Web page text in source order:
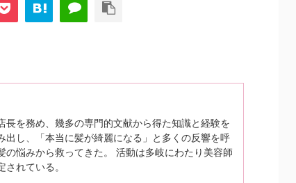
長を務め、幾多の専門的文献から得た知識と経験を
出し、「本当に髪が綺麗になる」と多くの反響を呼
の悩みから救ってきた。 活動は多岐にわたり美容師
れている。